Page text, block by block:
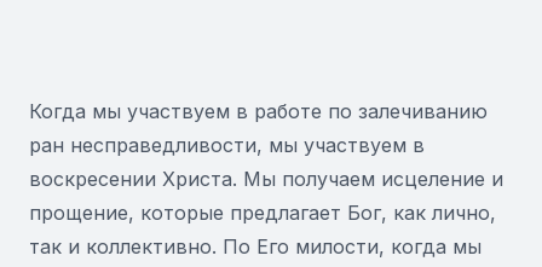
Когда мы участвуем в работе по залечиванию
ран несправедливости, мы участвуем в
воскресении Христа. Мы получаем исцеление и
прощение, которые предлагает Бог, как лично,
так и коллективно. По Его милости, когда мы